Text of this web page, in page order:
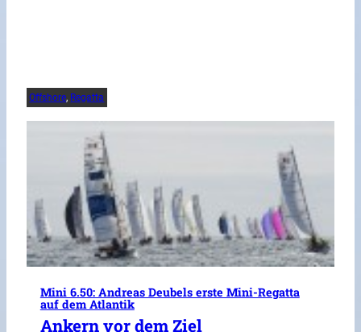
Offshore, Regatta
Mini 6.50: Andreas Deubels erste Mini-Regatta
auf dem Atlantik
Ankern vor dem Ziel